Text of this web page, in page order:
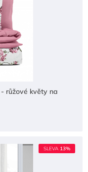
růžové květy na
SLEVA 13%